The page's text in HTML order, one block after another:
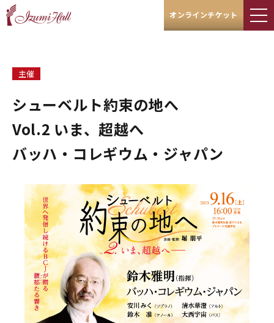
オンラインチケット
主催
シューベルト――約束の地へ
Vol.2 いま、超越へ――
バッハ・コレギウム・ジャパン